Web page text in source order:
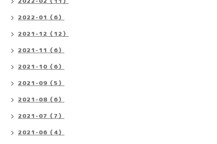
2022-01（6）
2021-12（12）
2021-11（6）
2021-10（6）
2021-09（5）
2021-08（6）
2021-07（7）
2021-06（4）